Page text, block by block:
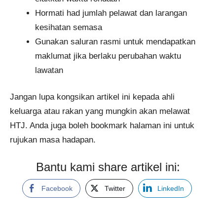
Hormati had jumlah pelawat dan larangan
kesihatan semasa
Gunakan saluran rasmi untuk mendapatkan
maklumat jika berlaku perubahan waktu
lawatan
Jangan lupa kongsikan artikel ini kepada ahli
keluarga atau rakan yang mungkin akan melawat
HTJ. Anda juga boleh bookmark halaman ini untuk
rujukan masa hadapan.
Bantu kami share artikel ini:
Facebook Twitter LinkedIn